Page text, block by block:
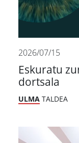
2026/07/15
Eskuratu
dortsala
ULMA TALDEA